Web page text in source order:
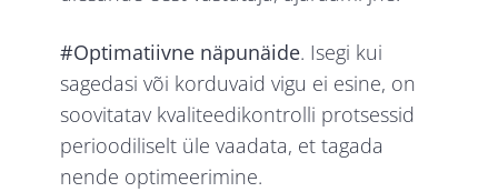
#Optimatiivne näpunäide. Isegi kui
sagedasi või korduvaid vigu ei esine, on
soovitatav kvaliteedikontrolli protsessid
perioodiliselt üle vaadata, et tagada
nende optimeerimine.